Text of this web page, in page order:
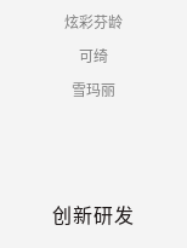
炫彩芬龄
可绮
雪玛丽
创新研发